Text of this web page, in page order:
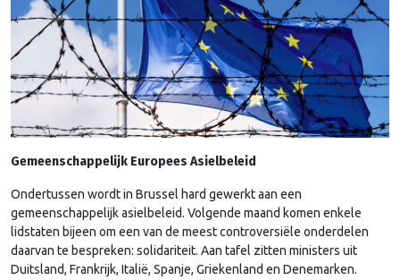
Gemeenschappelijk Europees Asielbeleid
Ondertussen wordt in Brussel hard gewerkt aan een
gemeenschappelijk asielbeleid. Volgende maand komen enkele
lidstaten bijeen om een van de meest controversiële onderdelen
daarvan te bespreken: solidariteit. Aan tafel zitten ministers uit
Duitsland, Frankrijk, Italië, Spanje, Griekenland en Denemarken.